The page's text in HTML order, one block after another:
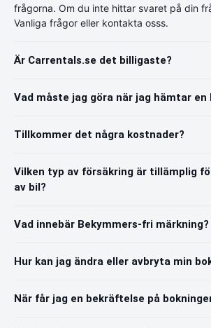
frågorna. Om du inte hittar svaret på din
Vanliga frågor eller kontakta osss.
Är Carrentals.se det billigaste?
Vad måste jag göra när jag hämtar en
Tillkommer det några kostnader?
Vilken typ av försäkring är tillämplig
av bil?
Vad innebär Bekymmers-fri märkning?
Hur kan jag ändra eller avbryta min
När får jag en bekräftelse på